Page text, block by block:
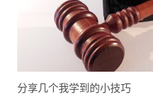
分享几个我学到的小技巧